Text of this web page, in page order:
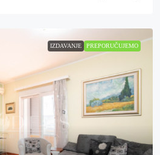
IZDAVANJE PREPORUČUJEMO